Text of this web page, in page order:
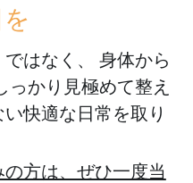
はなく、 身体から
っかり見極めて整え
快適な日常を取り
方は、ぜひ一度当